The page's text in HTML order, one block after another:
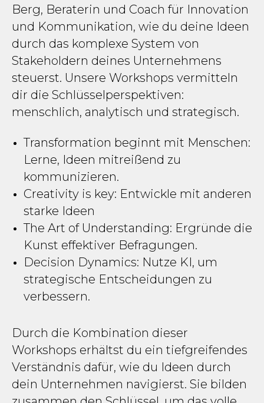
Berg, Beraterin und Coach für Innovation
und Kommunikation, wie du deine Ideen
durch das komplexe System von
Stakeholdern deines Unternehmens
steuerst. Unsere Workshops vermitteln
dir die Schlüsselperspektiven:
menschlich, analytisch und strategisch.
Transformation beginnt mit Menschen:
Lerne, Ideen mitreißend zu
kommunizieren.
Creativity is key: Entwickle mit anderen
starke Ideen
The Art of Understanding: Ergründe die
Kunst effektiver Befragungen.
Decision Dynamics: Nutze KI, um
strategische Entscheidungen zu
verbessern.
Durch die Kombination dieser
Workshops erhältst du ein tiefgreifendes
Verständnis dafür, wie du Ideen durch
dein Unternehmen navigierst. Sie bilden